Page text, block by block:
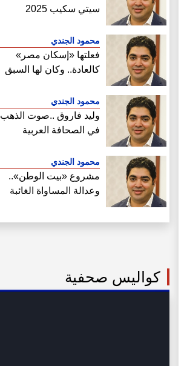
سيتي سكيب 2025
محمود الجندي
فعلتها «إسكان مصر»
كالعادة.. وكان لها السبق
أراضي الساحل الشمالي
محمود الجندي
وليد فاروق ..صوت الذهب
في الصحافة العربية
محمود الجندي
مشروع «بيت الوطن»..
وعدالة المساواة الغائبة
كواليس صحفية